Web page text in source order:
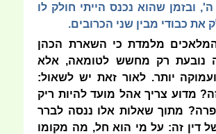
ובזמן שהוא נכנס הייתי חולק לו
את כבודי מבין שני הכרובים.
מלמדת כי השארת הכהן
נובעת רק מחשש לטומאה, אלא
יותר. לאור זאת יש לשאול:
מדוע צריך אהל מועד להיות ריק
מתוך שאלות אלו ננסה לברר
של דין זה: על מי הוא חל, מה מקומו